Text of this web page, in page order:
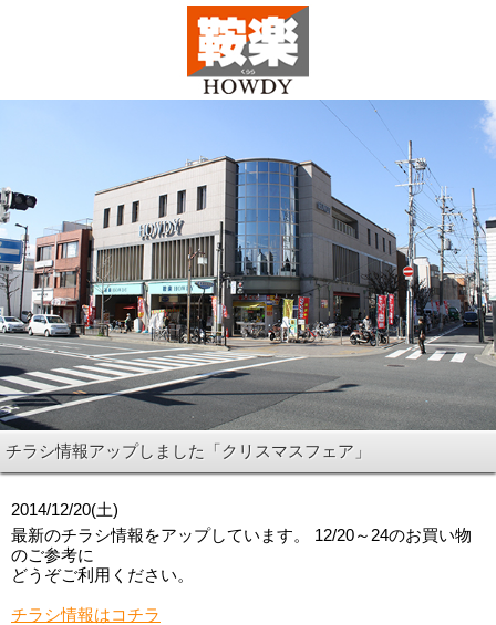
チラシ情報アップしました「クリスマスフェア」
2014/12/20(土)
最新のチラシ情報をアップしています。 12/20～24のお買い物
のご参考に
どうぞご利用ください。
チラシ情報はコチラ